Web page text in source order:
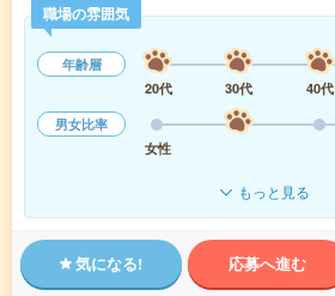
職場の雰囲気
年齢層
20代
30代 40代
男女比率
女性
もっと見る
気になる! 応募へ進む